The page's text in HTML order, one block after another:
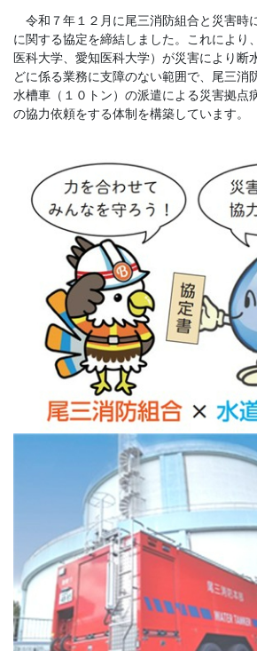
令和７年１２月に尾三消防組合と災害時
に関する協定を締結しました。これにより
医科大学、愛知医科大学）が災害により断
どに係る業務に支障のない範囲で、尾三消
水槽車（１０トン）の派遣による災害拠点
の協力依頼をする体制を構築しています。